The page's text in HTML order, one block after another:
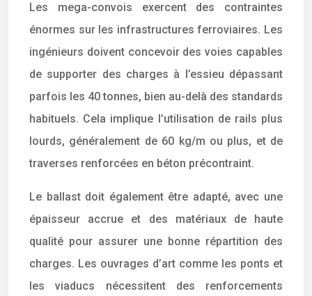
Les mega-convois exercent des contraintes
énormes sur les infrastructures ferroviaires. Les
ingénieurs doivent concevoir des voies capables
de supporter des charges à l’essieu dépassant
parfois les 40 tonnes, bien au-delà des standards
habituels. Cela implique l’utilisation de rails plus
lourds, généralement de 60 kg/m ou plus, et de
traverses renforcées en béton précontraint.
Le ballast doit également être adapté, avec une
épaisseur accrue et des matériaux de haute
qualité pour assurer une bonne répartition des
charges. Les ouvrages d’art comme les ponts et
les viaducs nécessitent des renforcements